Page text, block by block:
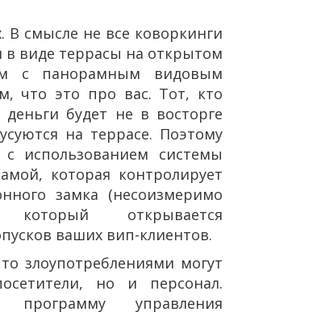
В смысле не все коворкинги
в виде террасы на открытом
с панорамным видовым
что это про вас. Тот, кто
будет не в восторге
на террасе. Поэтому
использованием системы
которая контролирует
замка (несоизмеримо
который открывается
ваших вип-клиентов.
злоупотреблениями могут
но и персонал.
программу управления